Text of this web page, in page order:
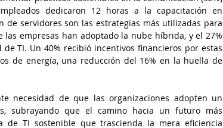
dedicaron 12 horas a la capacitación en
servidores son las estrategias más utilizadas para
las empresas han adoptado la nube híbrida, y el 27%
TI. Un 40% recibió incentivos financieros por estas
de energía, una reducción del 16% en la huella de
necesidad de que las organizaciones adopten un
subrayando que el camino hacia un futuro más
de TI sostenible que trascienda la mera eficiencia